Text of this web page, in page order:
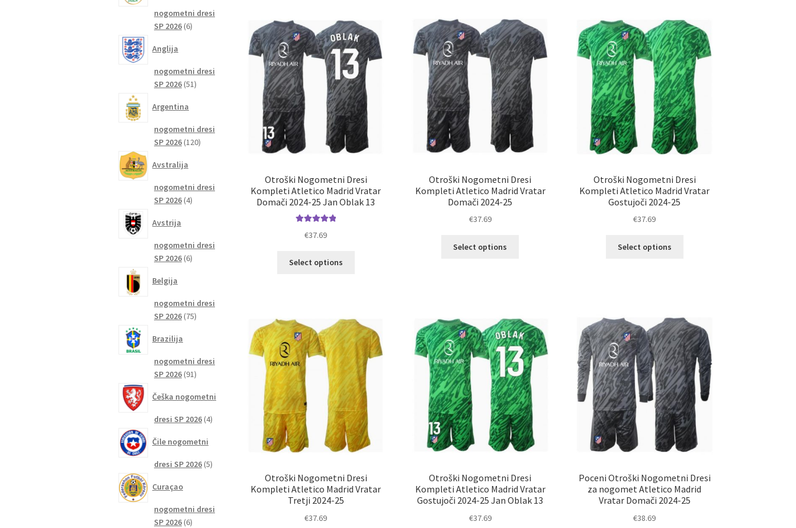
Otroški Nogometni Dresi
Kompleti Atletico Madrid Vratar
Domači 2024-25 Jan Oblak 13
5.00od 5
€37.69
Select options
Možnosti
lahko
izberete
na
strani
izdelka
Otroški Nogometni Dresi
Kompleti Atletico Madrid Vratar
Domači 2024-25
€37.69
Select options
lahko
izberete
na
strani
izdelka
Otroški Nogometni Dresi
Kompleti Atletico Madrid Vratar
Gostujoči 2024-25
€37.69
Select options
lahko
izberete
na
strani
izdelka
Otroški Nogometni Dresi
Kompleti Atletico Madrid Vratar
Tretji 2024-25
€37.69
Otroški Nogometni Dresi
Kompleti Atletico Madrid Vratar
Gostujoči 2024-25 Jan Oblak 13
€37.69
Poceni Otroški Nogometni Dresi
za nogomet Atletico Madrid
Vratar Domači 2024-25
€38.69
nogometni dresi
SP 2026 66
Anglija
nogometni dresi
SP 2026 5151
Argentina
nogometni dresi
SP 2026 120120
Avstralija
nogometni dresi
SP 2026 44
Avstrija
nogometni dresi
SP 2026 66
Belgija
nogometni dresi
SP 2026 7575
Brazilija
nogometni dresi
SP 2026 9191
Češka nogometni
dresi SP 2026 44
Čile nogometni
dresi SP 2026 55
Curaçao
nogometni dresi
SP 2026 66